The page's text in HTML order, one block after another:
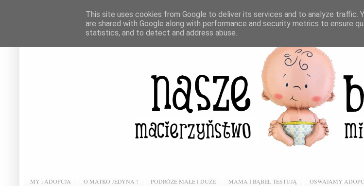
MY i ADOPCJA O MATKO JEDYNA ! PODRÓŻE MAŁE I DUŻE MAMA I BĄBEL TESTUJĄ OSWAJAMY
This site uses cookies from Google to deliver its services and to analyze traffic.
are shared with Google along with performance and security metrics to ensure
statistics, and to detect and address abuse.